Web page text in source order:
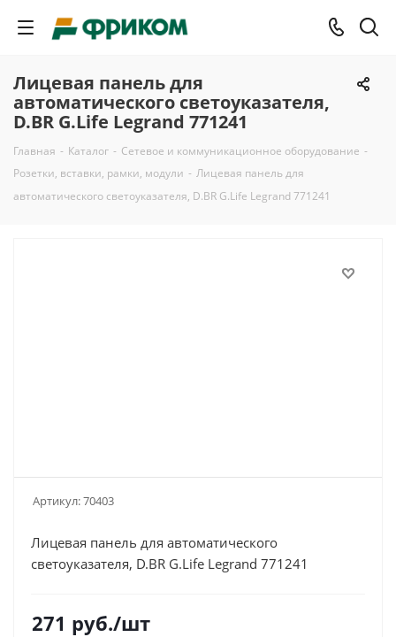
Лицевая панель для
автоматического светоуказателя,
D.BR G.Life Legrand 771241
Главная - Каталог - Сетевое и коммуникационное оборудование -
Розетки, вставки, рамки, модули - Лицевая панель для
автоматического светоуказателя, D.BR G.Life Legrand 771241
Артикул:70403
Лицевая панель для автоматического
светоуказателя, D.BR G.Life Legrand 771241
271 руб./шт